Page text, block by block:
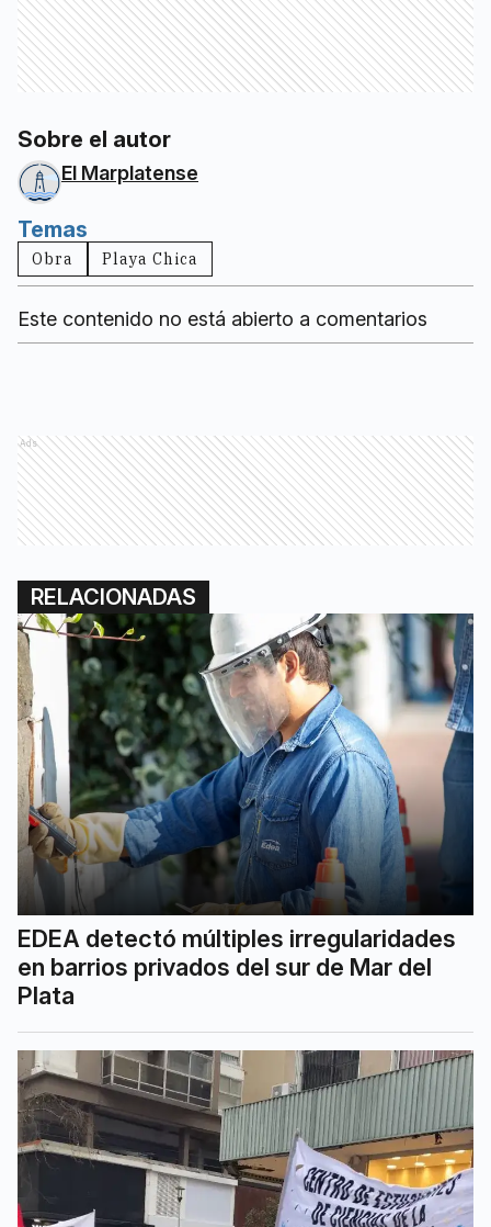
Sobre el autor
El Marplatense
Temas
Obra Playa Chica
Este contenido no está abierto a comentarios
Ads
RELACIONADAS
EDEA detectó múltiples irregularidades
en barrios privados del sur de Mar del
Plata